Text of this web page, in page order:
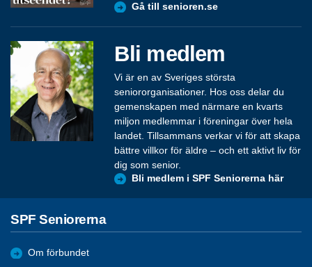
Gå till senioren.se
Bli medlem
Vi är en av Sveriges största
seniororganisationer. Hos oss delar du
gemenskapen med närmare en kvarts
miljon medlemmar i föreningar över hela
landet. Tillsammans verkar vi för att skapa
bättre villkor för äldre – och ett aktivt liv för
dig som senior.
Bli medlem i SPF Seniorerna här
SPF Seniorerna
Om förbundet